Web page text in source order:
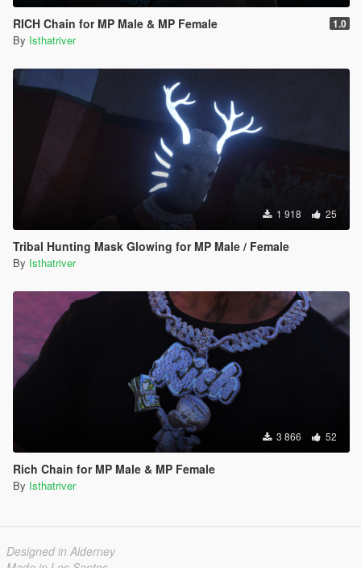
RICH Chain for MP Male & MP Female 1.0
By Isthatriver
1 918 25
Tribal Hunting Mask Glowing for MP Male / Female
By Isthatriver
3 866 52
Rich Chain for MP Male & MP Female
By Isthatriver
Designed in Alderney